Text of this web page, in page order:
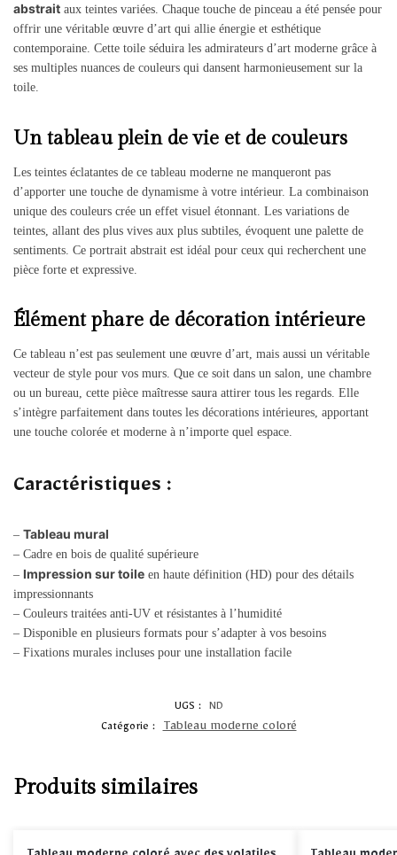
abstrait aux teintes variées. Chaque touche de pinceau a été pensée pour
offrir une véritable œuvre d’art qui allie énergie et esthétique
contemporaine. Cette toile séduira les admirateurs d’art moderne grâce à
ses multiples nuances de couleurs qui dansent harmonieusement sur la
toile.
Un tableau plein de vie et de couleurs
Les teintes éclatantes de ce tableau moderne ne manqueront pas
d’apporter une touche de dynamisme à votre intérieur. La combinaison
unique des couleurs crée un effet visuel étonnant. Les variations de
teintes, allant des plus vives aux plus subtiles, évoquent une palette de
sentiments. Ce portrait abstrait est idéal pour ceux qui recherchent une
pièce forte et expressive.
Élément phare de décoration intérieure
Ce tableau n’est pas seulement une œuvre d’art, mais aussi un véritable
vecteur de style pour vos murs. Que ce soit dans un salon, une chambre
ou un bureau, cette pièce maîtresse saura attirer tous les regards. Elle
s’intègre parfaitement dans toutes les décorations intérieures, apportant
une touche colorée et moderne à n’importe quel espace.
Caractéristiques :
– Tableau mural
– Cadre en bois de qualité supérieure
– Impression sur toile en haute définition (HD) pour des détails
impressionnants
– Couleurs traitées anti-UV et résistantes à l’humidité
– Disponible en plusieurs formats pour s’adapter à vos besoins
– Fixations murales incluses pour une installation facile
UGS :
ND
Catégorie :
Tableau moderne coloré
Produits similaires